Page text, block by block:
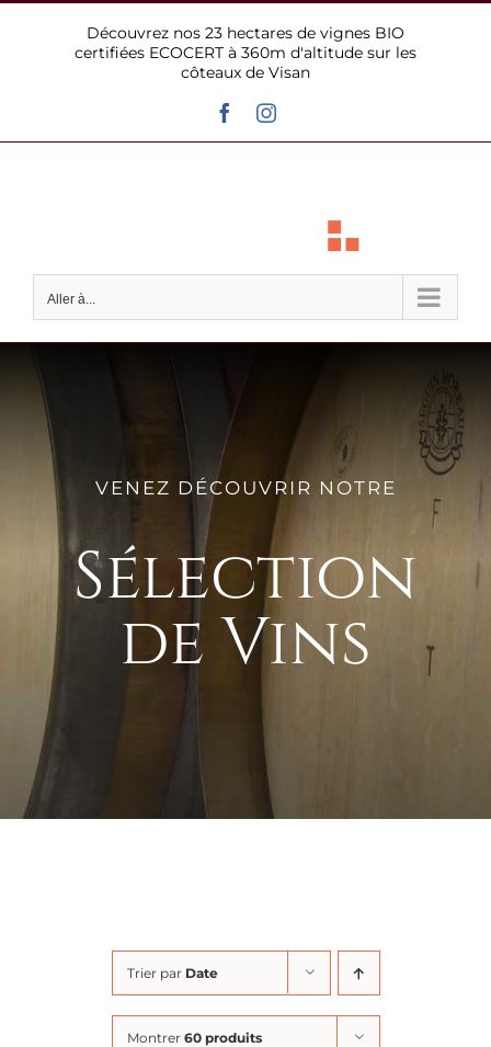
Découvrez nos 23 hectares de vignes BIO
certifiées ECOCERT à 360m d'altitude sur les
côteaux de Visan
FacebookInstagram
Aller à...
VENEZ DÉCOUVRIR NOTRE
Sélection
de Vins
Trier par Date
Montrer 60 produits